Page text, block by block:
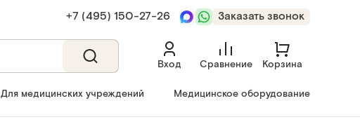
+7 (495) 150‑27‑26 Заказать звонок
Вход Сравнение Корзина
Для медицинских учреждений Медицинское оборудование